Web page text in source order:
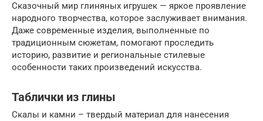
Сказочный мир глиняных игрушек — яркое проявление
народного творчества, которое заслуживает внимания.
Даже современные изделия, выполненные по
традиционным сюжетам, помогают проследить
историю, развитие и региональные стилевые
особенности таких произведений искусства.
Таблички из глины
Скалы и камни – твердый материал для нанесения